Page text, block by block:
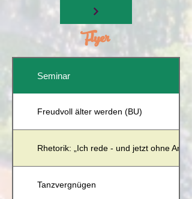
Flyer
Seminar
Freudvoll älter werden (BU)
Rhetorik: „Ich rede - und jetzt ohne
Tanzvergnügen